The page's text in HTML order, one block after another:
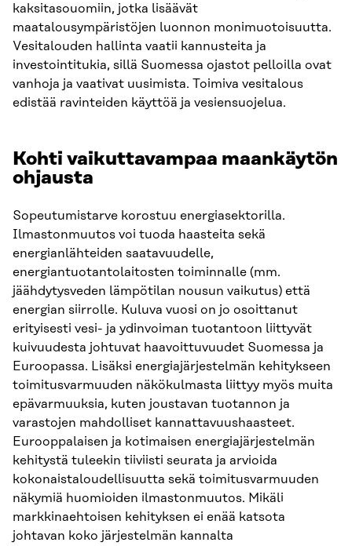
kaksitasouomiin, jotka lisäävät
maatalousympäristöjen luonnon monimuotoisuutta.
Vesitalouden hallinta vaatii kannusteita ja
investointitukia, sillä Suomessa ojastot pelloilla ovat
vanhoja ja vaativat uusimista. Toimiva vesitalous
edistää ravinteiden käyttöä ja vesiensuojelua.
Kohti vaikuttavampaa maankäytön
ohjausta
Sopeutumistarve korostuu energiasektorilla.
Ilmastonmuutos voi tuoda haasteita sekä
energianlähteiden saatavuudelle,
energiantuotantolaitosten toiminnalle (mm.
jäähdytysveden lämpötilan nousun vaikutus) että
energian siirrolle. Kuluva vuosi on jo osoittanut
erityisesti vesi- ja ydinvoiman tuotantoon liittyvät
kuivuudesta johtuvat haavoittuvuudet Suomessa ja
Euroopassa. Lisäksi energiajärjestelmän kehitykseen
toimitusvarmuuden näkökulmasta liittyy myös muita
epävarmuuksia, kuten joustavan tuotannon ja
varastojen mahdolliset kannattavuushaasteet.
Eurooppalaisen ja kotimaisen energiajärjestelmän
kehitystä tuleekin tiiviisti seurata ja arvioida
kokonaistaloudellisuutta sekä toimitusvarmuuden
näkymiä huomioiden ilmastonmuutos. Mikäli
markkinaehtoisen kehityksen ei enää katsota
johtavan koko järjestelmän kannalta